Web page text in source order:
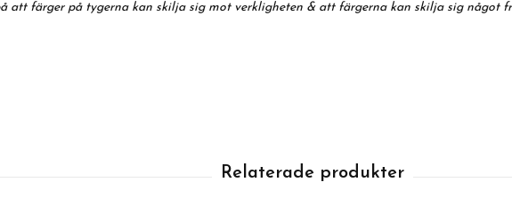
att färger på tygerna kan skilja sig mot verkligheten & att färgerna kan skilja sig något